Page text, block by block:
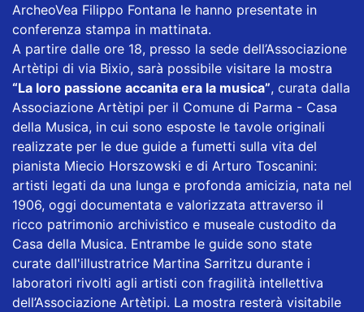
ArcheoVea Filippo Fontana le hanno presentate in
conferenza stampa in mattinata.
A partire dalle ore 18, presso la sede dell’Associazione
Artètipi di via Bixio, sarà possibile visitare la mostra
“La loro passione accanita era la musica”, curata dalla
Associazione Artètipi per il Comune di Parma - Casa
della Musica, in cui sono esposte le tavole originali
realizzate per le due guide a fumetti sulla vita del
pianista Miecio Horszowski e di Arturo Toscanini:
artisti legati da una lunga e profonda amicizia, nata nel
1906, oggi documentata e valorizzata attraverso il
ricco patrimonio archivistico e museale custodito da
Casa della Musica. Entrambe le guide sono state
curate dall'illustratrice Martina Sarritzu durante i
laboratori rivolti agli artisti con fragilità intellettiva
dell’Associazione Artètipi. La mostra resterà visitabile